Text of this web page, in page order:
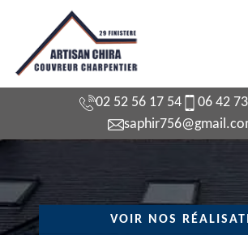
02 52 56 17 54
06 42
VOIR NOS